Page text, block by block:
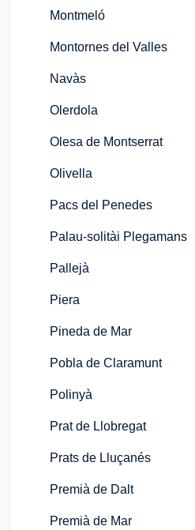
Montmeló
Montornes del Valles
Navàs
Olerdola
Olesa de Montserrat
Olivella
Pacs del Penedes
Palau-solitài Plegamans
Pallejà
Piera
Pineda de Mar
Pobla de Claramunt
Polinyà
Prat de Llobregat
Prats de Lluçanés
Premià de Dalt
Premià de Mar